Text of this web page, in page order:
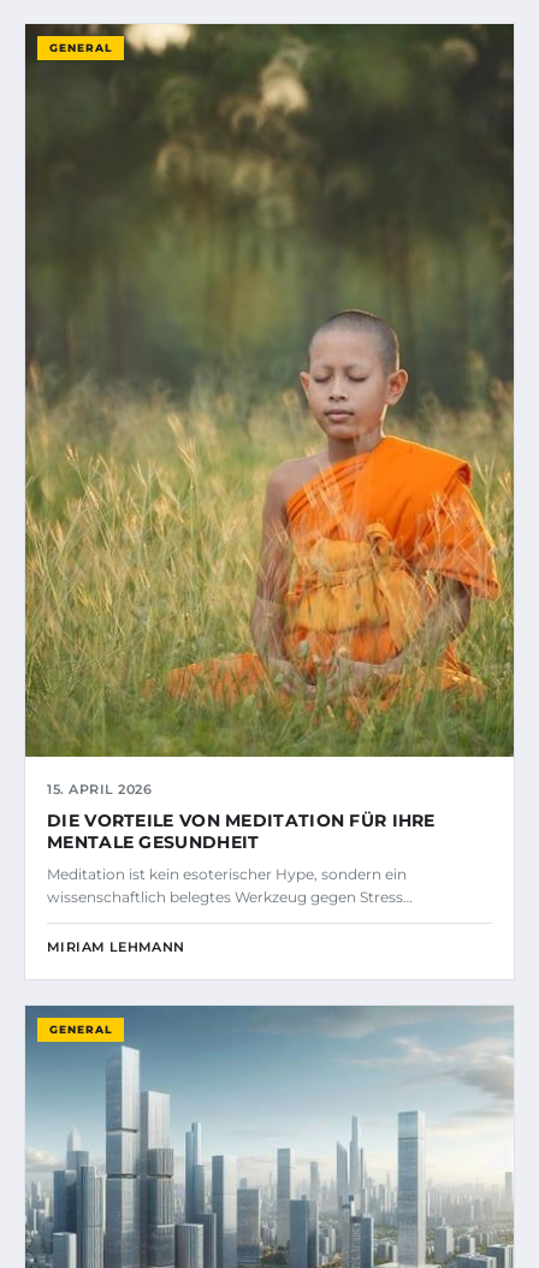
GENERAL
15. APRIL 2026
DIE VORTEILE VON MEDITATION FÜR IHRE
MENTALE GESUNDHEIT
Meditation ist kein esoterischer Hype, sondern ein
wissenschaftlich belegtes Werkzeug gegen Stress…
MIRIAM LEHMANN
GENERAL